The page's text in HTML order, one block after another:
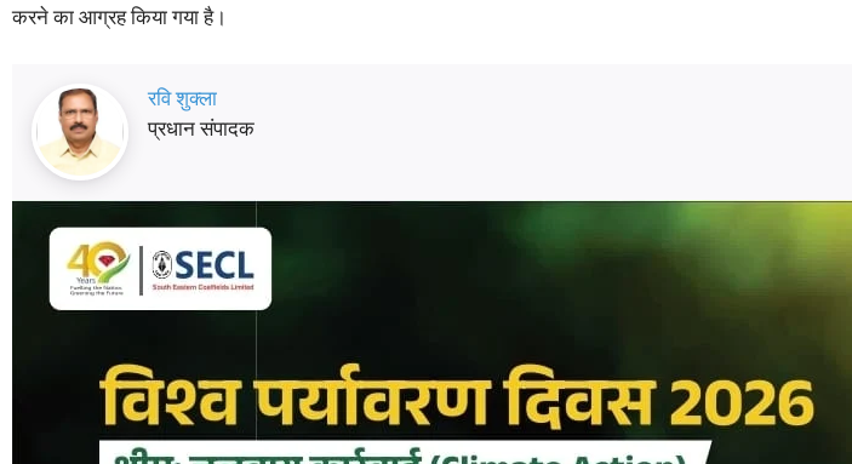
करने का आग्रह किया गया है।
रवि शुक्ला
प्रधान संपादक